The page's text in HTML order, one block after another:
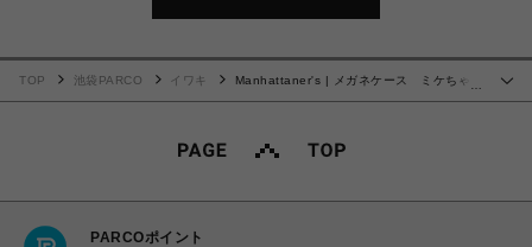
…
TOP 池袋PARCO イワキ
Manhattaner's | メガネケース ミケちゃん
PARCOポイント